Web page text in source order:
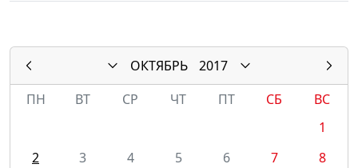
ОКТЯБРЬ
2017
ПН
ВТ СР ЧТ ПТ СБ
ВС
1
2
3 4 5 6 7
8